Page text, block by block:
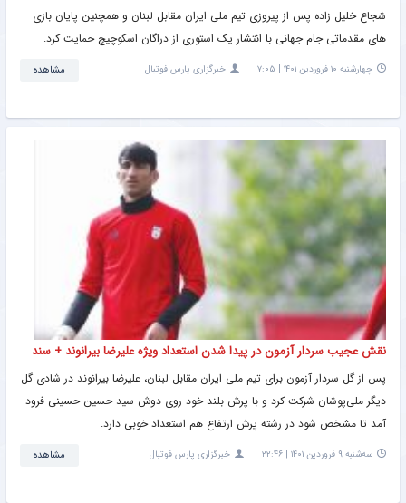
شجاع خلیل زاده پس از پیروزی تیم ملی ایران مقابل لبنان و همچنین پایان بازی
های مقدماتی جام جهانی با انتشار یک استوری از دراگان اسکوچیچ حمایت کرد.
چهارشنبه ۱۰ فروردین ۱۴۰۱ | ۷:۰۵ خبرگزاری پارس فوتبال مشاهده
نقش عجیب سردار آزمون در پیدا شدن استعداد ویژه علیرضا بیرانوند + سند
پس از گل سردار آزمون برای تیم ملی ایران مقابل لبنان، علیرضا بیرانوند در شادی گل
دیگر ملی‌پوشان شرکت کرد و با پرش بلند خود روی دوش سید حسین حسینی فرود
آمد تا مشخص شود در رشته پرش ارتفاع هم استعداد خوبی دارد.
سه‌شنبه ۹ فروردین ۱۴۰۱ | ۲۲:۴۶ خبرگزاری پارس فوتبال مشاهده